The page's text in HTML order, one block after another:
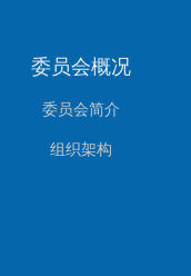
委员会概况
委员会简介
组织架构